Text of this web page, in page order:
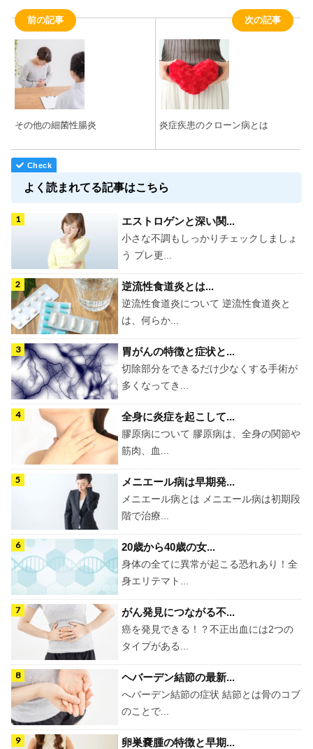
前の記事
その他の細菌性腸炎
次の記事
炎症疾患のクローン病とは
よく読まれてる記事はこちら
エストロゲンと深い関...
小さな不調もしっかりチェックしましょ
う プレ更...
逆流性食道炎とは...
逆流性食道炎について 逆流性食道炎と
は、何らか...
胃がんの特徴と症状と...
切除部分をできるだけ少なくする手術が
多くなってき...
全身に炎症を起こして...
膠原病について 膠原病は、全身の関節や
筋肉、血...
メニエール病は早期発...
メニエール病とは メニエール病は初期段
階で治療...
20歳から40歳の女...
身体の全てに異常が起こる恐れあり！全
身エリテマト...
がん発見につながる不...
癌を発見できる！？不正出血には2つの
タイプがある...
ヘバーデン結節の最新...
へバーデン結節の症状 結節とは骨のコブ
のことで...
卵巣嚢腫の特徴と早期...